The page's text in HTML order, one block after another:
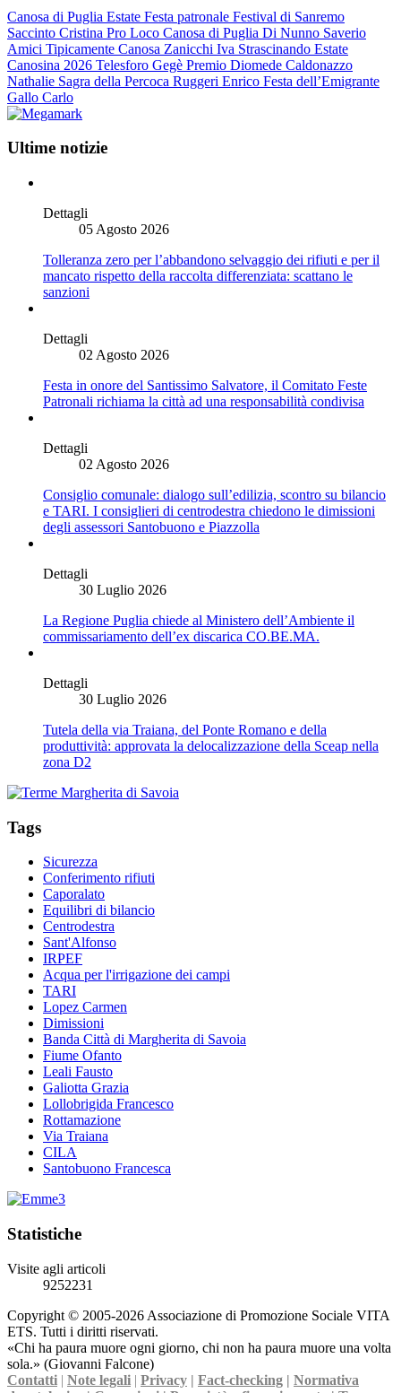
Canosa di Puglia Estate Festa patronale Festival di Sanremo
Saccinto Cristina Pro Loco Canosa di Puglia Di Nunno Saverio
Amici Tipicamente Canosa Zanicchi Iva Strascinando Estate
Canosina 2026 Telesforo Gegè Premio Diomede Caldonazzo
Nathalie Sagra della Percoca Ruggeri Enrico Festa dell’Emigrante
Gallo Carlo
Ultime notizie
Dettagli
05 Agosto 2026
Tolleranza zero per l’abbandono selvaggio dei rifiuti e per il
mancato rispetto della raccolta differenziata: scattano le
sanzioni
Dettagli
02 Agosto 2026
Festa in onore del Santissimo Salvatore, il Comitato Feste
Patronali richiama la città ad una responsabilità condivisa
Dettagli
02 Agosto 2026
Consiglio comunale: dialogo sull’edilizia, scontro su bilancio
e TARI. I consiglieri di centrodestra chiedono le dimissioni
degli assessori Santobuono e Piazzolla
Dettagli
30 Luglio 2026
La Regione Puglia chiede al Ministero dell’Ambiente il
commissariamento dell’ex discarica CO.BE.MA.
Dettagli
30 Luglio 2026
Tutela della via Traiana, del Ponte Romano e della
produttività: approvata la delocalizzazione della Sceap nella
zona D2
Tags
Sicurezza
Conferimento rifiuti
Caporalato
Equilibri di bilancio
Centrodestra
Sant'Alfonso
IRPEF
Acqua per l'irrigazione dei campi
TARI
Lopez Carmen
Dimissioni
Banda Città di Margherita di Savoia
Fiume Ofanto
Leali Fausto
Galiotta Grazia
Lollobrigida Francesco
Rottamazione
Via Traiana
CILA
Santobuono Francesca
Statistiche
Visite agli articoli
9252231
Copyright © 2005-2026 Associazione di Promozione Sociale VITA
ETS. Tutti i diritti riservati.
«Chi ha paura muore ogni giorno, chi non ha paura muore una volta
sola.» (Giovanni Falcone)
Contatti | Note legali | Privacy | Fact-checking | Normativa